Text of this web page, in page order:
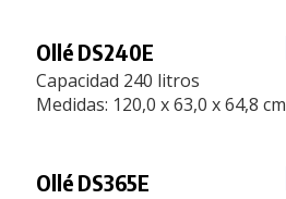
Ollé DS240E
Capacidad 240 litros
Medidas: 120,0 x 63,0 x 64,8 cm
Ollé DS365E